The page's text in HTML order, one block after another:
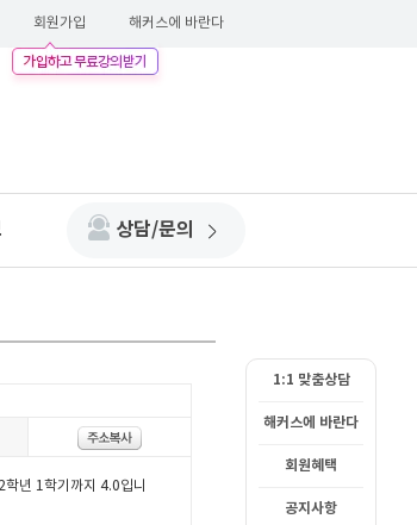
회원가입 해커스에 바란다
상담/문의
1:1 맞춤상담
해커스에 바란다
회원혜택
공지사항